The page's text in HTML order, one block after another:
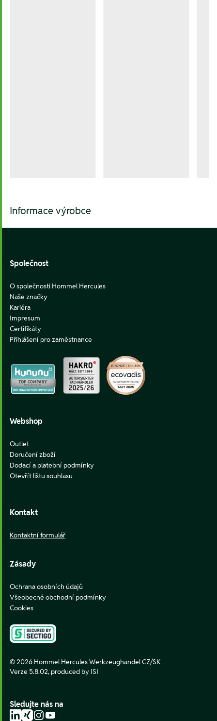
Informace výrobce
Footer
Společnost
O společnosti Hommel Hercules
Naše značky
Kariéra
Impresum
Certifikáty
Přihlášení pro zaměstnance
Webshop
Outlet
Doručení zboží
Dodací a platební podmínky
Otevřít lištu souhlasu
Kontakt
Kontaktní formulář
Zásady
Ochrana osobních údajů
Všeobecné obchodní podmínky
Cookies
© 2026 Hommel Hercules Werkzeughandel CZ/SK
Verze 5.8.02, produced by ISI
Sledujte nás na